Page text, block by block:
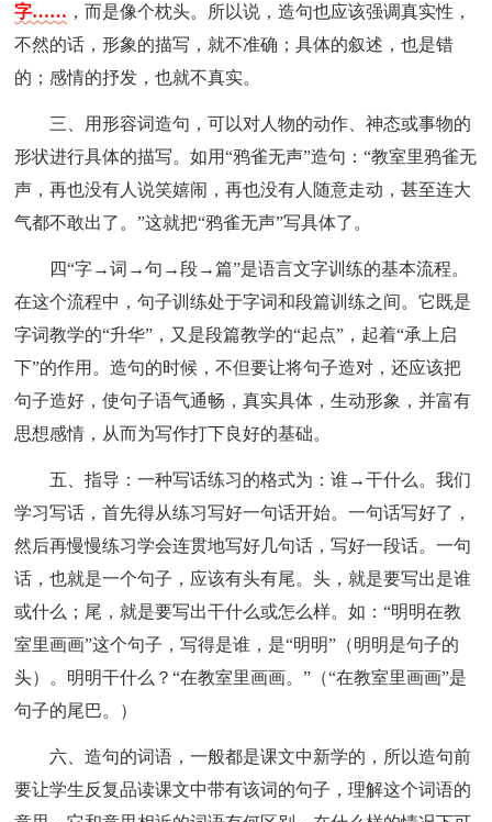
字…… ，而是像个枕头。所以说，造句也应该强调真实性，
不然的话，形象的描写，就不准确；具体的叙述，也是错
的；感情的抒发，也就不真实。
三、用形容词造句，可以对人物的动作、神态或事物的
形状进行具体的描写。如用“鸦雀无声”造句：“教室里鸦雀无
声，再也没有人说笑嬉闹，再也没有人随意走动，甚至连大
气都不敢出了。”这就把“鸦雀无声”写具体了。
四“字→词→句→段→篇”是语言文字训练的基本流程。
在这个流程中，句子训练处于字词和段篇训练之间。它既是
字词教学的“升华”，又是段篇教学的“起点”，起着“承上启
下”的作用。造句的时候，不但要让将句子造对，还应该把
句子造好，使句子语气通畅，真实具体，生动形象，并富有
思想感情，从而为写作打下良好的基础。
五、指导：一种写话练习的格式为：谁→干什么。我们
学习写话，首先得从练习写好一句话开始。一句话写好了，
然后再慢慢练习学会连贯地写好几句话，写好一段话。一句
话，也就是一个句子，应该有头有尾。头，就是要写出是谁
或什么；尾，就是要写出干什么或怎么样。如：“明明在教
室里画画”这个句子，写得是谁，是“明明”（明明是句子的
头）。明明干什么？“在教室里画画。”（“在教室里画画”是
句子的尾巴。）
六、造句的词语，一般都是课文中新学的，所以造句前
要让学生反复品读课文中带有该词的句子，理解这个词语的